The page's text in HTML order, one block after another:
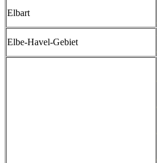
Elbart
Elbe-Havel-Gebiet